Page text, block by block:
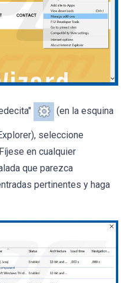
(en la esquina
seleccione
en cualquier
que parezca
pertinentes y haga